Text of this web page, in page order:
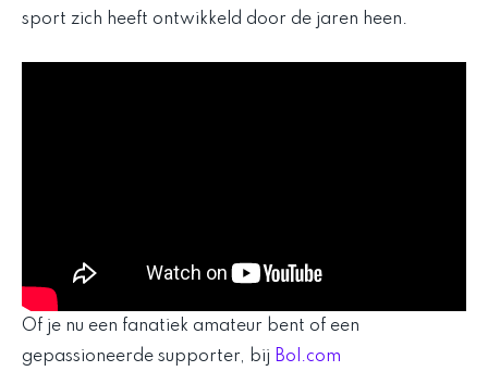
sport zich heeft ontwikkeld door de jaren heen.
Of je nu een fanatiek amateur bent of een
gepassioneerde supporter, bij Bol.com